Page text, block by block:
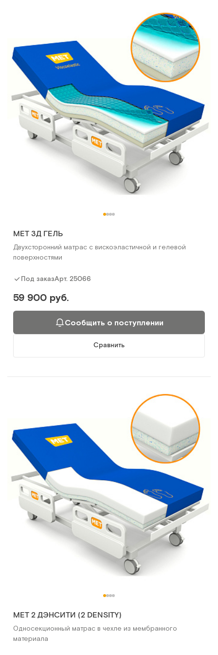
MET 3Д ГЕЛЬ
Двухсторонний матрас с вискоэластичной и гелевой
поверхностями
Под заказАрт. 25066
59 900 руб.
Сообщить о поступлении
Сравнить
MET 2 ДЭНСИТИ (2 DENSITY)
Односекционный матрас в чехле из мембранного
материала